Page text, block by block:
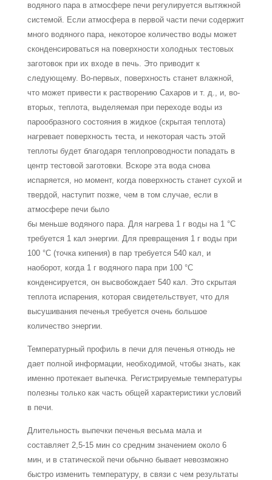
водя­ного пара в атмосфере печи регулируется вытяжной
системой. Если атмосфера в пер­вой части печи содержит
много водяного пара, некоторое количество воды может
скон­денсироваться на поверхности холодных тестовых
заготовок при их входе в печь. Это приводит к
следующему. Во-первых, поверхность станет влажной,
что может привести к растворению Сахаров и т. д., и, во-
вторых, теплота, выделяемая при переходе воды из
парообразного состояния в жидкое (скрытая теплота)
нагревает поверхность теста, и некоторая часть этой
теплоты будет благодаря теплопроводности попадать в
центр тестовой заготовки. Вскоре эта вода снова
испаряется, но момент, когда поверхность станет сухой и
твердой, наступит позже, чем в том случае, если в
атмосфере печи было
бы меньше водяного пара. Для нагрева 1 г воды на 1 °С
требуется 1 кал энергии. Для превращения 1 г воды при
100 °С (точка кипения) в пар требуется 540 кал, и
наоборот, когда 1 г водяного пара при 100 °С
конденсируется, он высвобождает 540 кал. Это скры­тая
теплота испарения, которая свидетельствует, что для
высушивания печенья требует­ся очень большое
количество энергии.
Температурный профиль в печи для печенья отнюдь не
дает полной информации, необходимой, чтобы знать, как
именно протекает выпечка. Регистрируемые темпера­туры
полезны только как часть общей характеристики условий
в печи.
Длительность выпечки печенья весьма мала и
составляет 2,5-15 мин со средним значением около 6
мин, и в статической печи обычно бывает невозможно
быстро из­менить температуру, в связи с чем результаты